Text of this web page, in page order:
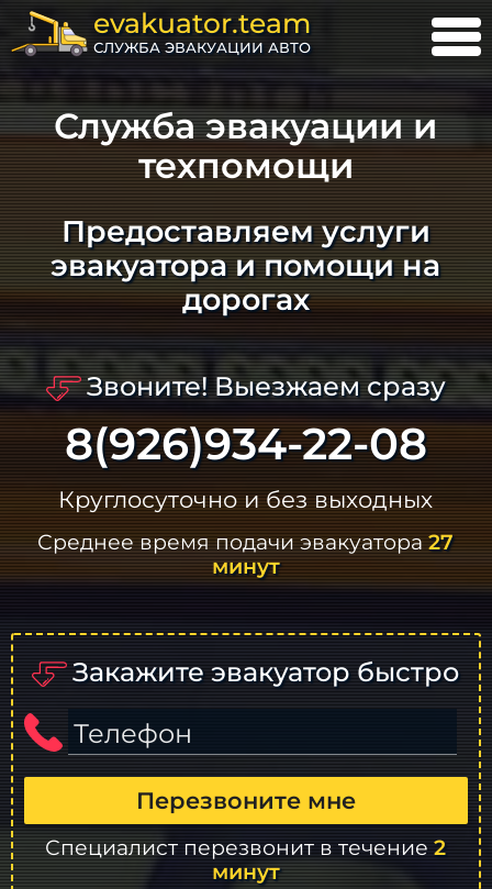
evakuator.team
СЛУЖБА ЭВАКУАЦИИ АВТО
Служба эвакуации и
техпомощи
Предоставляем услуги
эвакуатора и помощи на
дорогах
Звоните! Выезжаем сразу
8(926)934-22-08
Круглосуточно и без выходных
Среднее время подачи эвакуатора27
минут
Закажите эвакуатор быстро
Телефон
Перезвоните мне
Специалист перезвонит в течение2
минут